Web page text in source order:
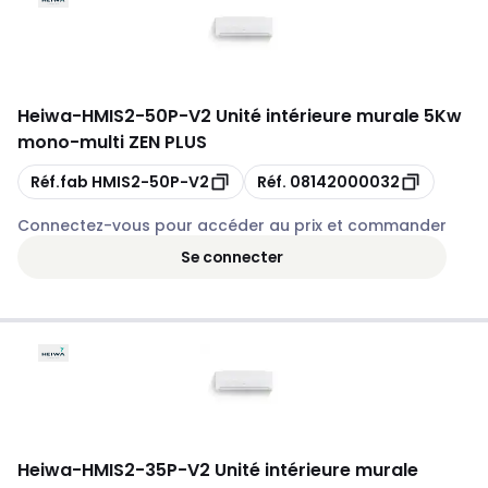
Heiwa-HMIS2-50P-V2 Unité intérieure murale 5Kw
mono-multi ZEN PLUS
Copie
Réf.fab HMIS2-50P-V2 Copie
Réf. 08142000032
Connectez-vous pour accéder au prix et commander
Se connecter
Heiwa-HMIS2-35P-V2 Unité intérieure murale